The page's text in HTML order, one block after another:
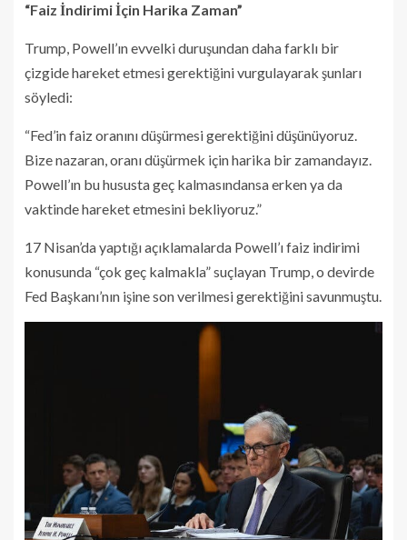
“Faiz İndirimi İçin Harika Zaman”
Trump, Powell’ın evvelki duruşundan daha farklı bir
çizgide hareket etmesi gerektiğini vurgulayarak şunları
söyledi:
“Fed’in faiz oranını düşürmesi gerektiğini düşünüyoruz.
Bize nazaran, oranı düşürmek için harika bir zamandayız.
Powell’ın bu hususta geç kalmasındansa erken ya da
vaktinde hareket etmesini bekliyoruz.”
17 Nisan’da yaptığı açıklamalarda Powell’ı faiz indirimi
konusunda “çok geç kalmakla” suçlayan Trump, o devirde
Fed Başkanı’nın işine son verilmesi gerektiğini savunmuştu.